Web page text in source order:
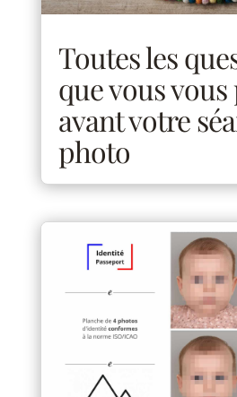
Toutes les
que vous vous
avant votre
photo